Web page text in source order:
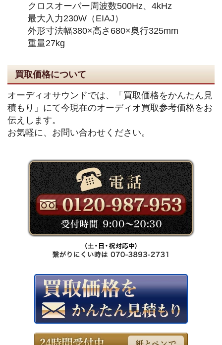
クロスオーバー周波数500Hz、4kHz
最大入力230W（EIAJ）
外形寸法幅380×高さ680×奥行325mm
重量27kg
買取価格について
オーディオサウンドでは、「買取価格をかんたん見
積もり」にて今現在のオーディオ買取参考価格をお
伝えします。
お気軽に、お問い合わせください。